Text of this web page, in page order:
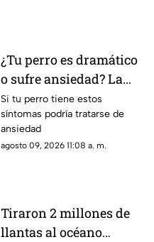
¿Tu perro es dramático
o sufre ansiedad? La
señal que la mayoría de
los dueños pasa por
alto
Si tu perro tiene estos
síntomas podría tratarse de
ansiedad
agosto 09, 2026 11:08 a. m.
Tiraron 2 millones de
llantas al océano